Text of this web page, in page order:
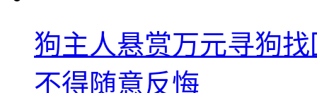
狗主人悬赏万元寻狗
不得随意反悔